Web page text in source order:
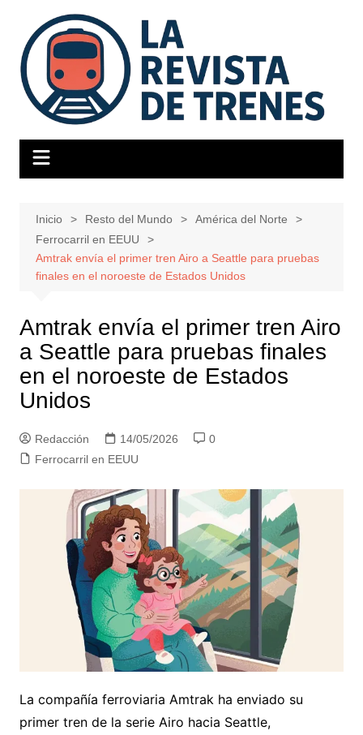
contenido
Inicio Resto del Mundo
América del Norte
Ferrocarril en EEUU
Amtrak envía el primer tren Airo a Seattle para pruebas
finales en el noroeste de Estados Unidos
Amtrak envía el primer tren Airo
a Seattle para pruebas finales
en el noroeste de Estados
Unidos
Redacción 14/05/2026
0
Ferrocarril en EEUU
La compañía ferroviaria Amtrak ha enviado su
primer tren de la serie Airo hacia Seattle,